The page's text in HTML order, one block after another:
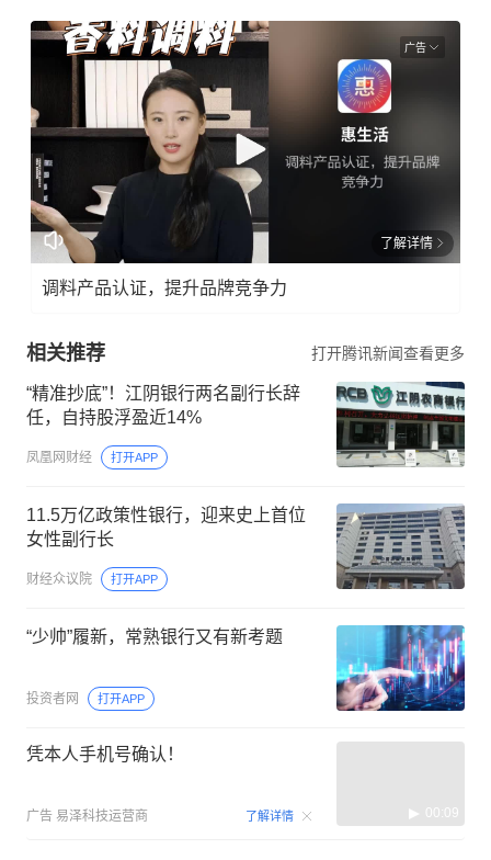
广告
了解详情
调料产品认证，提升品牌竞争力
相关推荐 打开腾讯新闻查看更多
“精准抄底”！江阴银行两名副行长辞
任，自持股浮盈近14%
凤凰网财经 打开APP
11.5万亿政策性银行，迎来史上首位
女性副行长
财经众议院 打开APP
“少帅”履新，常熟银行又有新考题
投资者网 打开APP
凭本人手机号确认！
广告 易泽科技运营商 了解详情 00:09